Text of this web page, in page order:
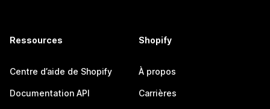
Ressources
Centre d’aide de Shopify
Documentation API
Shopify
À propos
Carrières